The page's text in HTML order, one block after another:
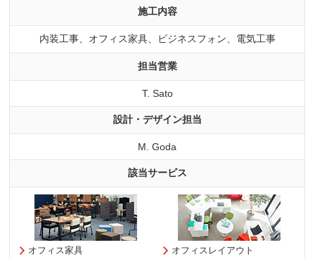
施工内容
内装工事、オフィス家具、ビジネスフォン、電気工事
担当営業
T. Sato
設計・デザイン担当
M. Goda
該当サービス
オフィス家具 オフィスレイアウト